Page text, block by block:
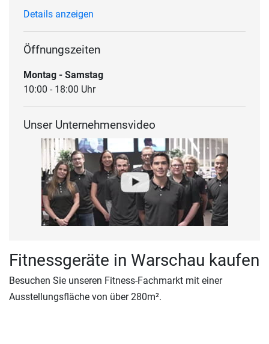
Details anzeigen
Öffnungszeiten
Montag - Samstag
10:00 - 18:00 Uhr
Unser Unternehmensvideo
Fitnessgeräte in Warschau kaufen
Besuchen Sie unseren Fitness-Fachmarkt mit einer
Ausstellungsfläche von über 280m².